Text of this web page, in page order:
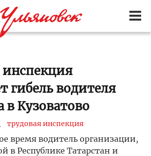
инспекция
гибель водителя
в Кузоватово
трудовая инспекция
время водитель организации,
в Республике Татарстан и